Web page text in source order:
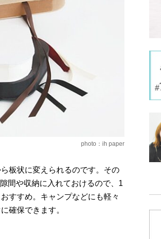
photo：ih paper
板状に変えられるのです。その
間や収納に入れておけるので、1
すすめ。キャンプなどにも軽々
確保できます。